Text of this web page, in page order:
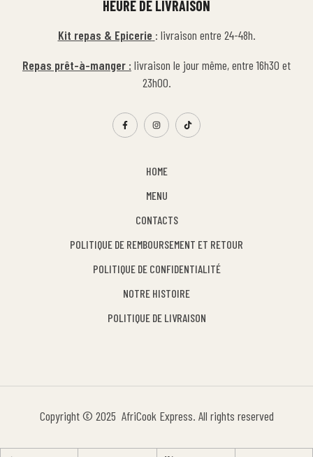
HOME
MENU
CONTACTS
POLITIQUE DE REMBOURSEMENT ET RETOUR
POLITIQUE DE CONFIDENTIALITÉ
NOTRE HISTOIRE
POLITIQUE DE LIVRAISON
HEURE DE LIVRAISON
Kit repas & Epicerie : livraison entre 24-48h.
Repas prêt-à-manger : livraison le jour même, entre 16h30 et
23h00.
Copyright © 2025 AfriCook Express. All rights reserved